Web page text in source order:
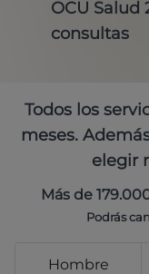
OCU Salud
consultas
Todos los
meses.
elegir
Más de
Podrás
Hombre